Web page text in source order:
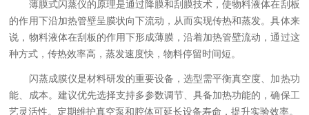
‌薄膜式闪蒸仪的原理‌是通过降膜和刮膜技术，使物料液体在刮板
的作用下沿加热管壁呈膜状向下流动，从而实现传热和蒸发。具体来
说，物料液体在刮板的作用下形成薄膜，沿着加热管壁流动，通过这
种方式，传热效率高，蒸发速度快，物料停留时间短‌。
闪蒸成膜仪是材料研发的重要设备，选型需平衡真空度、加热功
能、成本。建议优先选择支持多参数调节、具备加热功能的，确保工
艺灵活性。定期维护真空泵和腔体可延长设备寿命，提升实验效率。